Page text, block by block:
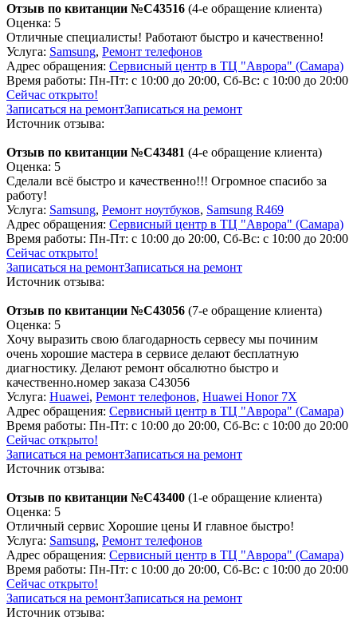
Отзыв по квитанции №C43516 (4-е обращение клиента)
Оценка: 5
Отличные специалисты! Работают быстро и качественно!
Услуга: Samsung, Ремонт телефонов
Адрес обращения: Сервисный центр в ТЦ "Аврора" (Самара)
Время работы: Пн-Пт: с 10:00 до 20:00, Сб-Вс: с 10:00 до 20:00
Сейчас открыто!
Записаться на ремонтЗаписаться на ремонт
Источник отзыва:
Отзыв по квитанции №C43481 (4-е обращение клиента)
Оценка: 5
Сделали всё быстро и качественно!!! Огромное спасибо за
работу!
Услуга: Samsung, Ремонт ноутбуков, Samsung R469
Адрес обращения: Сервисный центр в ТЦ "Аврора" (Самара)
Время работы: Пн-Пт: с 10:00 до 20:00, Сб-Вс: с 10:00 до 20:00
Сейчас открыто!
Записаться на ремонтЗаписаться на ремонт
Источник отзыва:
Отзыв по квитанции №C43056 (7-е обращение клиента)
Оценка: 5
Хочу выразить свою благодарность сервесу мы починим
очень хорошие мастера в сервисе делают бесплатную
диагностику. Делают ремонт обсалютно быстро и
качественно.номер заказа С43056
Услуга: Huawei, Ремонт телефонов, Huawei Honor 7X
Адрес обращения: Сервисный центр в ТЦ "Аврора" (Самара)
Время работы: Пн-Пт: с 10:00 до 20:00, Сб-Вс: с 10:00 до 20:00
Сейчас открыто!
Записаться на ремонтЗаписаться на ремонт
Источник отзыва:
Отзыв по квитанции №C43400 (1-е обращение клиента)
Оценка: 5
Отличный сервис Хорошие цены И главное быстро!
Услуга: Samsung, Ремонт телефонов
Адрес обращения: Сервисный центр в ТЦ "Аврора" (Самара)
Время работы: Пн-Пт: с 10:00 до 20:00, Сб-Вс: с 10:00 до 20:00
Сейчас открыто!
Записаться на ремонтЗаписаться на ремонт
Источник отзыва: